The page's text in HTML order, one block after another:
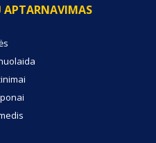
APTARNAVIMAS